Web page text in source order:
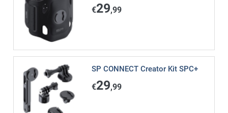
€29,99
SP CONNECT Creator Kit SPC+
€29,99